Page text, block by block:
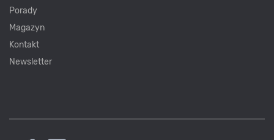
Porady
Magazyn
Kontakt
Newsletter